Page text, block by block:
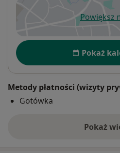
Powiększ
Dostępność
Pokaż
Metody płatności (wizyty
Gotówka
Pokażo